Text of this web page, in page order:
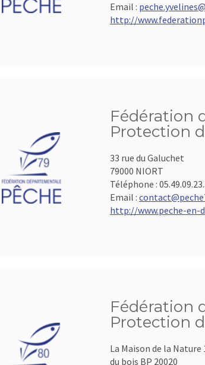
Email :
http://
Fédération
Protection
33 rue du Galuchet
79000 NIORT
Téléphone :
Email :
http://www.peche-en-
Fédération
Protection
La Maison de la Nature
du bois BP 20020